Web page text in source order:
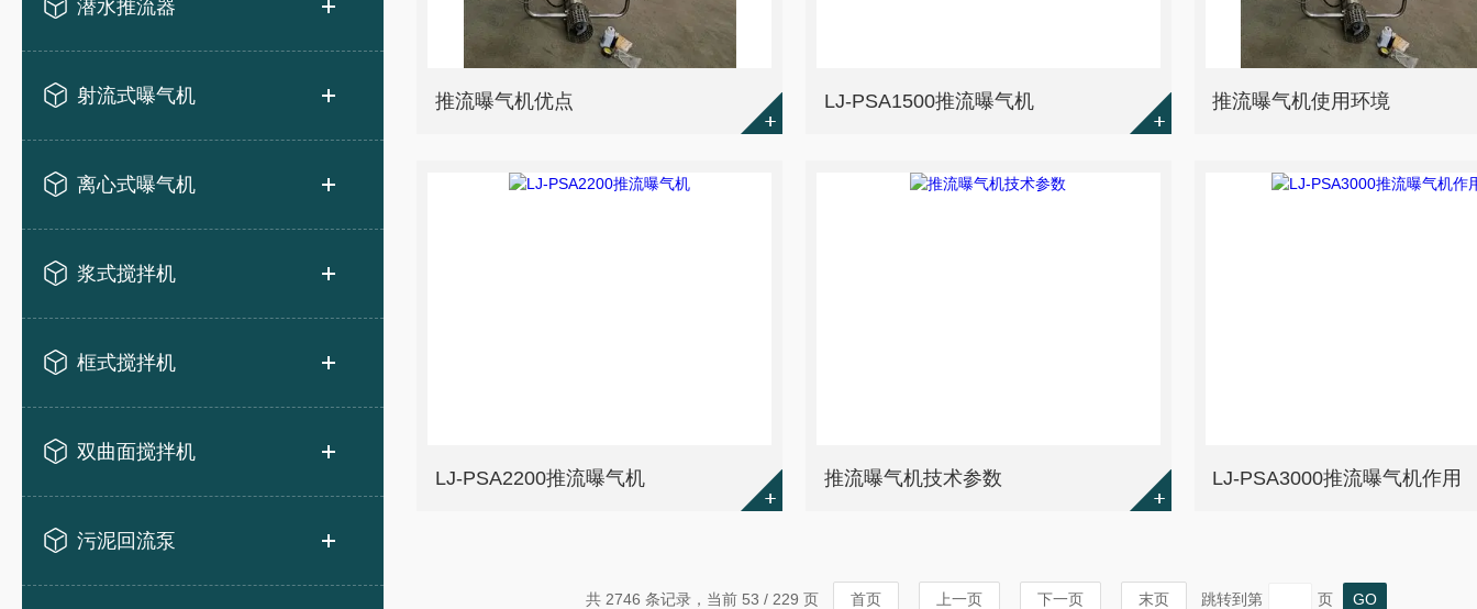
潜水推流器
射流式曝气机
离心式曝气机
浆式搅拌机
框式搅拌机
双曲面搅拌机
污泥回流泵
推流曝气机优点 LJ-PSA1500推流曝气机 推流曝气机使用环境
LJ-PSA2200推流曝气机 推流曝气机技术参数 LJ-PSA3000推流曝气机作用
共 2746 条记录，当前 53 / 229 页 首页 上一页 下一页 末页 跳转到第 页